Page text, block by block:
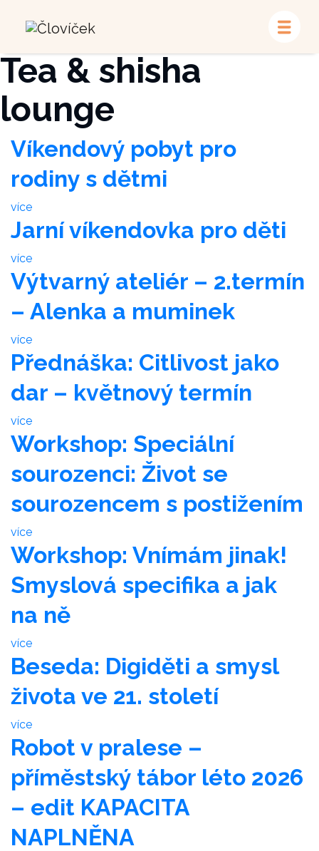
Banyan
Tea & shisha
lounge
Víkendový pobyt pro
rodiny s dětmi
více
Jarní víkendovka pro děti
více
Výtvarný ateliér – 2.termín
– Alenka a muminek
více
Přednáška: Citlivost jako
dar – květnový termín
více
Workshop: Speciální
sourozenci: Život se
sourozencem s postižením
více
Workshop: Vnímám jinak!
Smyslová specifika a jak
na ně
více
Beseda: Digiděti a smysl
života ve 21. století
více
Robot v pralese –
příměstský tábor léto 2026
– edit KAPACITA
NAPLNĚNA